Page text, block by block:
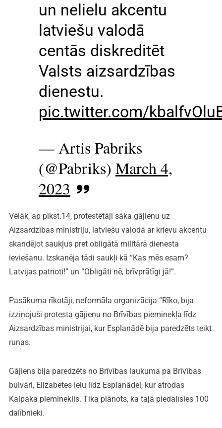
un nelielu akcentu
latviešu valodā
centās diskreditēt
Valsts aizsardzības
dienestu.
pic.twitter.com/
— Artis Pabriks
(@Pabriks) March 4,
2023
Vēlāk, ap plkst.14, protestētāji sāka gājienu uz
Aizsardzības ministriju, latviešu valodā ar krievu akcentu
skandējot saukļus pret obligātā militārā dienesta
ieviešanu. Izskanēja tādi saukļi kā “Kas mēs esam?
Latvijas patrioti!” un “Obligāti nē, brīvprātīgi jā!”.
Pasākuma rīkotāji, neformāla organizācija “Rīko, bija
izziņojuši protesta gājienu no Brīvības pieminekļa līdz
Aizsardzības ministrijai, kur Esplanādē bija paredzēts teikt
runas.
Gājiens bija paredzēts no Brīvības laukuma pa Brīvības
bulvāri, Elizabetes ielu līdz Esplanādei, kur atrodas
Kalpaka piemineklis. Tika plānots, ka tajā piedalīsies 100
dalībnieki.